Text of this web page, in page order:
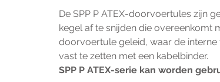
De SPP P ATEX-doorvoertules zijn
kegel af te snijden die overeenkomt
doorvoertule geleid, waar de
vast te zetten met een kabelbinder.
SPP P ATEX-serie kan worden